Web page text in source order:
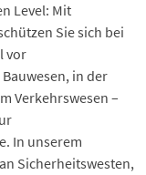
Level: Mit
Sie sich bei
vor
in der
Verkehrswesen –
In unserem
Sicherheitswesten,